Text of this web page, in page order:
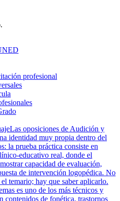
profesional
Las oposiciones de Audición y
identidad muy propia dentro del
la prueba práctica consiste en
educativo real, donde el
capacidad de evaluación,
de intervención logopédica. No
temario; hay que saber aplicarlo.
es uno de los más técnicos y
contenidos de fonética, trastornos